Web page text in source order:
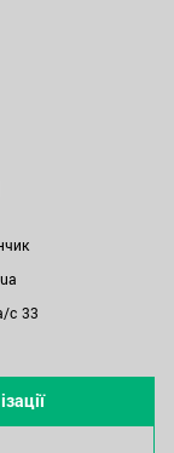
с 33